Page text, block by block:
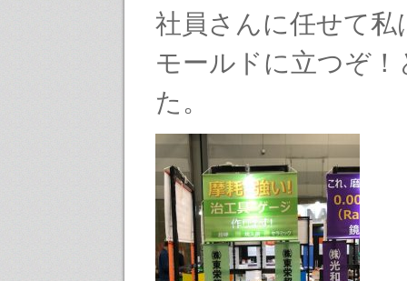
社員さんに任せて私
モールドに立つぞ
た。